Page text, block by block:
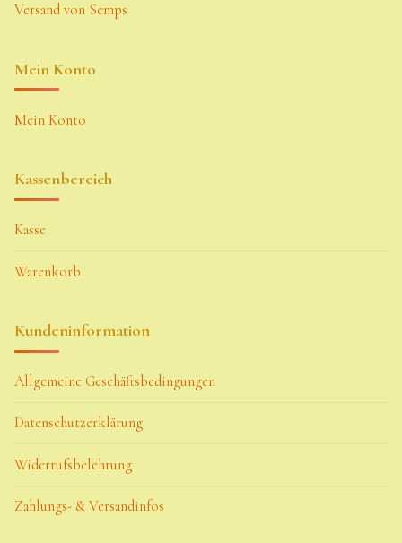
Versand von Semps
Mein Konto
Mein Konto
Kassenbereich
Kasse
Warenkorb
Kundeninformation
Allgemeine Geschäftsbedingungen
Datenschutzerklärung
Widerrufsbelehrung
Zahlungs- & Versandinfos